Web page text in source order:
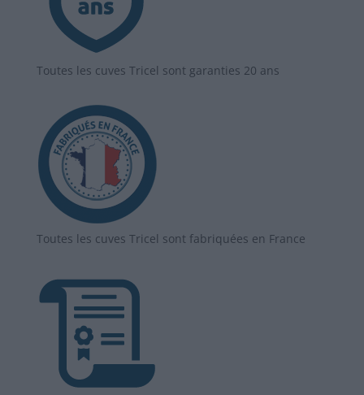
Toutes les cuves Tricel sont garanties 20 ans
Toutes les cuves Tricel sont fabriquées en France